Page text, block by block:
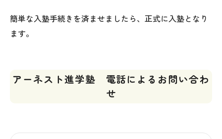
簡単な入塾手続きを済ませましたら、正式に入塾となり
ます。
アーネスト進学塾 電話によるお問い合わ
せ